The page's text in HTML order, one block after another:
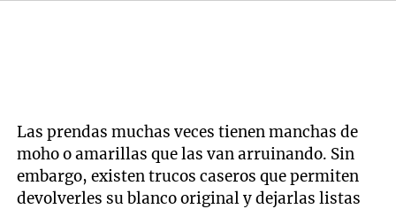
Las prendas muchas veces tienen manchas de
moho o amarillas que las van arruinando. Sin
embargo, existen trucos caseros que permiten
devolverles su blanco original y dejarlas listas